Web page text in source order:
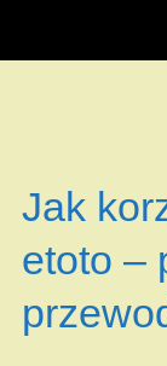
Jak
etoto –